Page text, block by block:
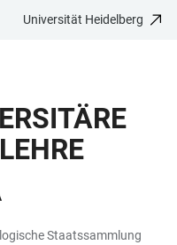
Universität Heidelberg
Staatssammlung